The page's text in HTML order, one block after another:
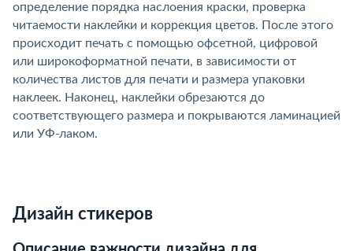
определение порядка наслоения краски, проверка
читаемости наклейки и коррекция цветов. После этого
происходит печать с помощью офсетной, цифровой
или широкоформатной печати, в зависимости от
количества листов для печати и размера упаковки
наклеек. Наконец, наклейки обрезаются до
соответствующего размера и покрываются ламинацией
или УФ-лаком.
Дизайн стикеров